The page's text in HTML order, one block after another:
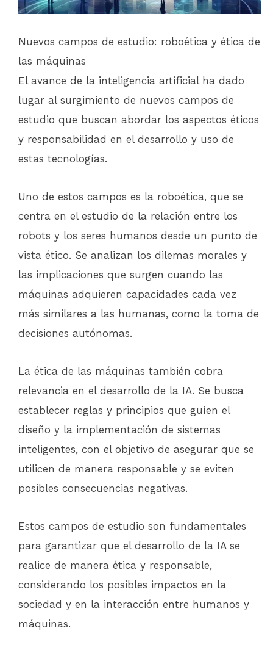
Nuevos campos de estudio: roboética y ética de
las máquinas
El avance de la inteligencia artificial ha dado
lugar al surgimiento de nuevos campos de
estudio que buscan abordar los aspectos éticos
y responsabilidad en el desarrollo y uso de
estas tecnologías.
Uno de estos campos es la roboética, que se
centra en el estudio de la relación entre los
robots y los seres humanos desde un punto de
vista ético. Se analizan los dilemas morales y
las implicaciones que surgen cuando las
máquinas adquieren capacidades cada vez
más similares a las humanas, como la toma de
decisiones autónomas.
La ética de las máquinas también cobra
relevancia en el desarrollo de la IA. Se busca
establecer reglas y principios que guíen el
diseño y la implementación de sistemas
inteligentes, con el objetivo de asegurar que se
utilicen de manera responsable y se eviten
posibles consecuencias negativas.
Estos campos de estudio son fundamentales
para garantizar que el desarrollo de la IA se
realice de manera ética y responsable,
considerando los posibles impactos en la
sociedad y en la interacción entre humanos y
máquinas.